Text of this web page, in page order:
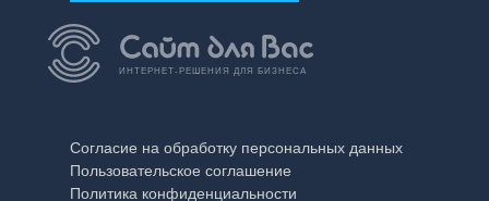
ИНТЕРНЕТ-РЕШЕНИЯ ДЛЯ БИЗНЕСА
Согласие на обработку персональных данных
Пользовательское соглашение
Политика конфиденциальности